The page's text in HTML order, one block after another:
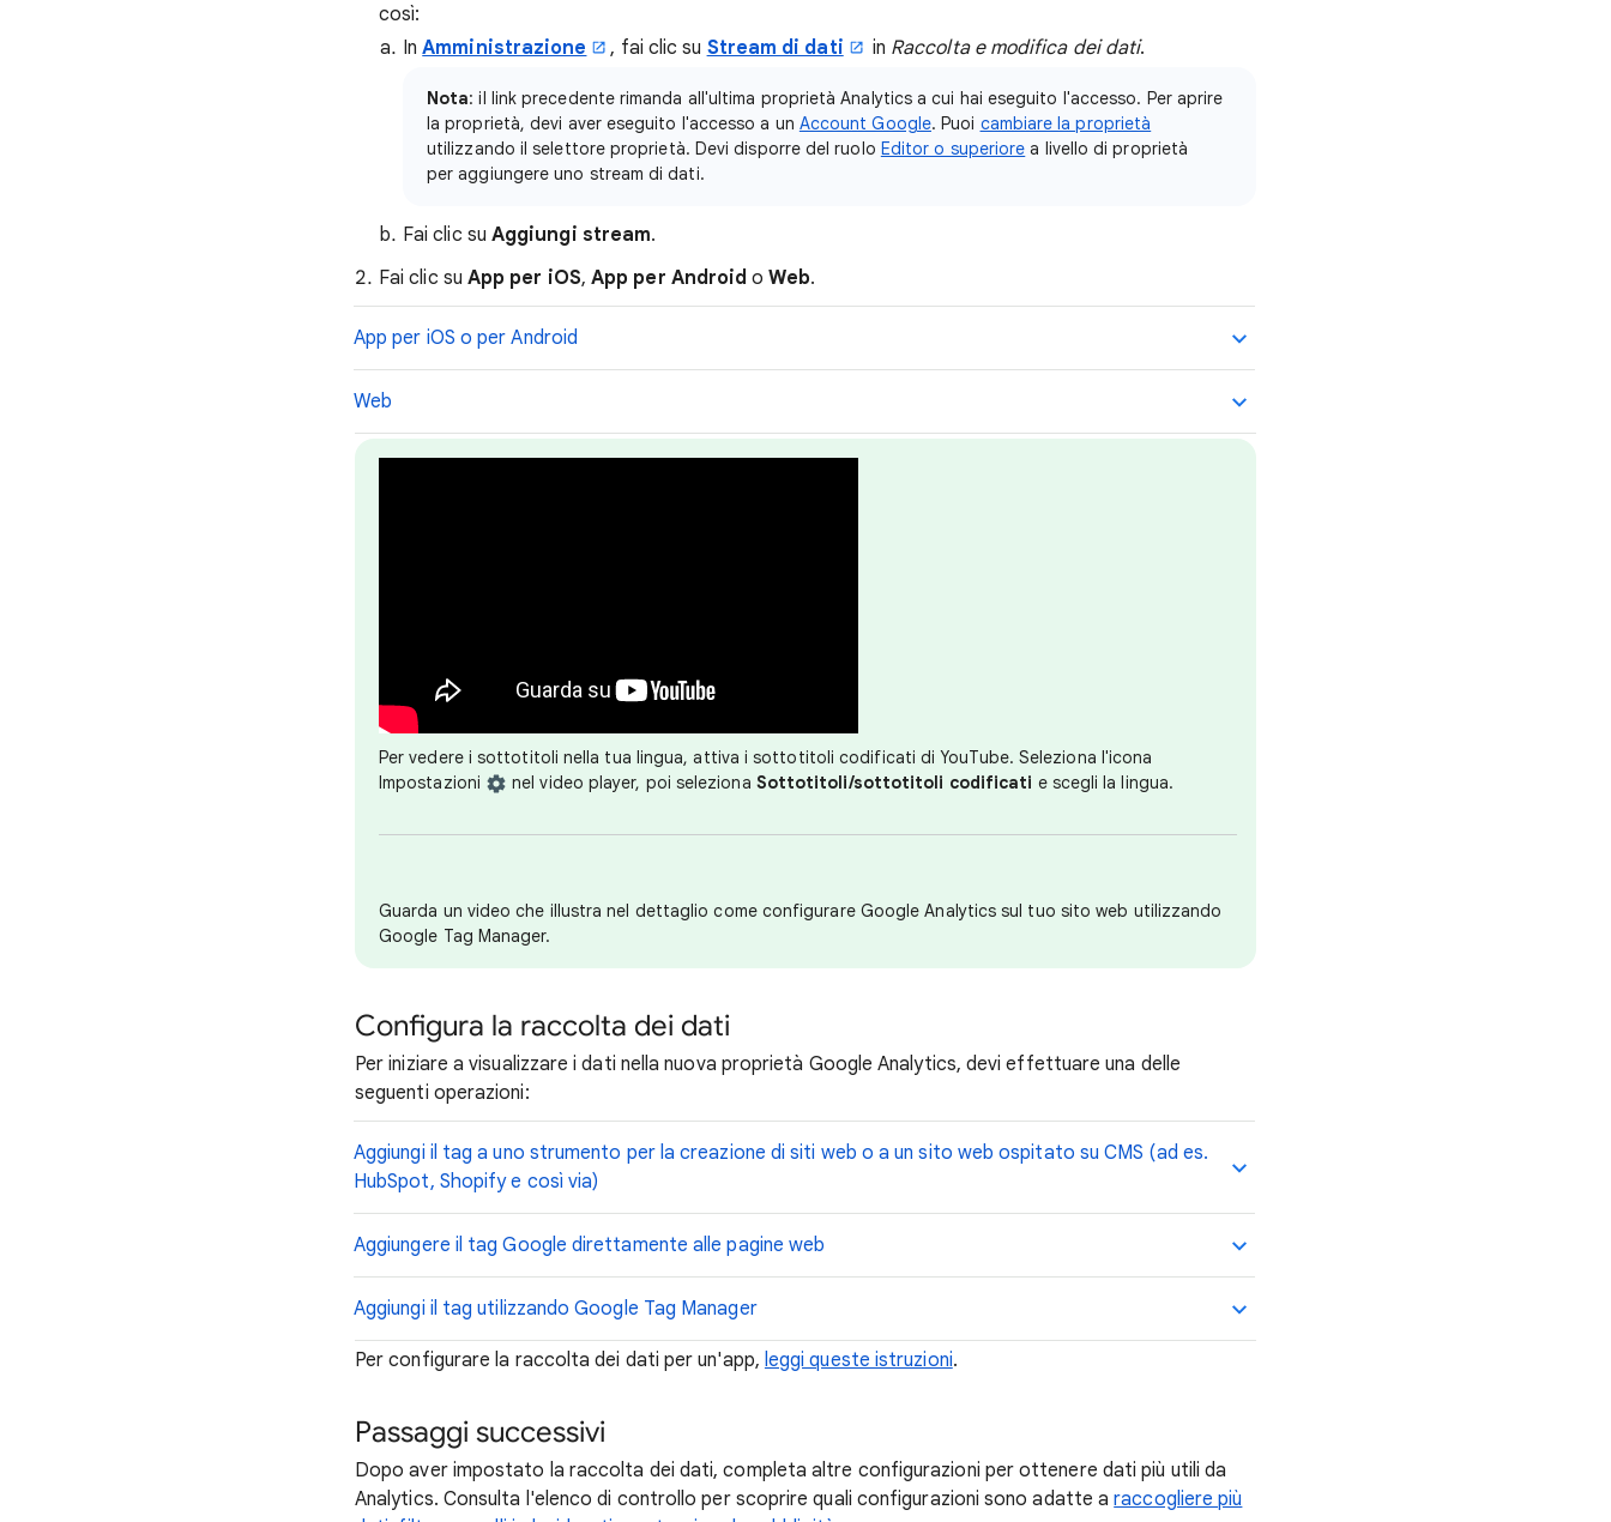
così:
InAmministrazione , fai clic su Stream di dati in Raccolta e modifica dei dati.
Nota: il link precedente rimanda all'ultima proprietà Analytics a cui hai eseguito l'accesso. Per aprire
la proprietà, devi aver eseguito l'accesso a un Account Google. Puoi cambiare la proprietà
utilizzando il selettore proprietà. Devi disporre del ruolo Editor o superiore a livello di proprietà
per aggiungere uno stream di dati.
Fai clic su Aggiungi stream.
Fai clic su App per iOS,App per Android oWeb.
App per iOS o per Android
Web
Per vedere i sottotitoli nella tua lingua, attiva i sottotitoli codificati di YouTube. Seleziona l'icona
Impostazioni
nel video player, poi seleziona Sottotitoli/sottotitoli codificati e scegli la lingua.
Guarda un video che illustra nel dettaglio come configurare Google Analytics sul tuo sito web utilizzando
Google Tag Manager.
Configura la raccolta dei dati
Per iniziare a visualizzare i dati nella nuova proprietà Google Analytics, devi effettuare una delle
seguenti operazioni:
Aggiungi il tag a uno strumento per la creazione di siti web o a un sito web ospitato su CMS (ad es.
HubSpot, Shopify e così via)
Aggiungere il tag Google direttamente alle pagine web
Aggiungi il tag utilizzando Google Tag Manager
Per configurare la raccolta dei dati per un'app, leggi queste istruzioni.
Passaggi successivi
Dopo aver impostato la raccolta dei dati, completa altre configurazioni per ottenere dati più utili da
Analytics. Consulta l'elenco di controllo per scoprire quali configurazioni sono adatte araccogliere più